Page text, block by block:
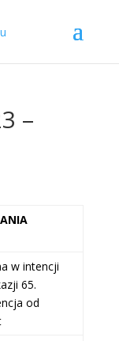
–
w intencji
65.
od